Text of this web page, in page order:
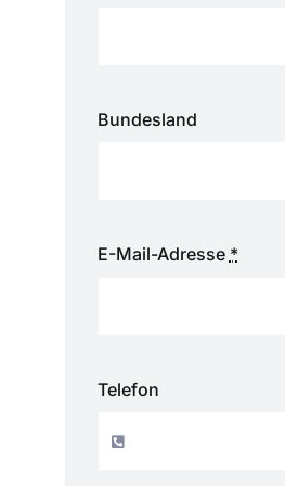
Bundesland
E-Mail-Adresse *
Telefon